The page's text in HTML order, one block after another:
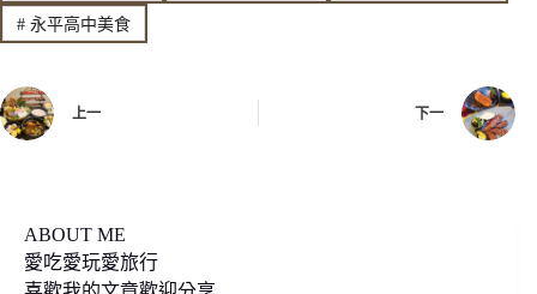
o
#永平高中美食
上一 下一
ABOUT ME
愛吃愛玩愛旅行